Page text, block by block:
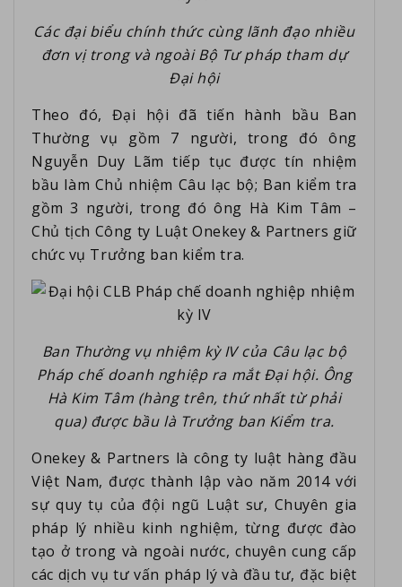
Các đại biểu chính thức cùng lãnh đạo nhiều
đơn vị trong và ngoài Bộ Tư pháp tham dự
Đại hội
Theo đó, Đại hội đã tiến hành bầu Ban
Thường vụ gồm 7 người, trong đó ông
Nguyễn Duy Lãm tiếp tục được tín nhiệm
bầu làm Chủ nhiệm Câu lạc bộ; Ban kiểm tra
gồm 3 người, trong đó ông Hà Kim Tâm –
Chủ tịch Công ty Luật Onekey & Partners giữ
chức vụ Trưởng ban kiểm tra.
Ban Thường vụ nhiệm kỳ IV của Câu lạc bộ
Pháp chế doanh nghiệp ra mắt Đại hội. Ông
Hà Kim Tâm (hàng trên, thứ nhất từ phải
qua) được bầu là Trưởng ban Kiểm tra.
Onekey & Partners là công ty luật hàng đầu
Việt Nam, được thành lập vào năm 2014 với
sự quy tụ của đội ngũ Luật sư, Chuyên gia
pháp lý nhiều kinh nghiệm, từng được đào
tạo ở trong và ngoài nước, chuyên cung cấp
các dịch vụ tư vấn pháp lý và đầu tư, đặc biệt